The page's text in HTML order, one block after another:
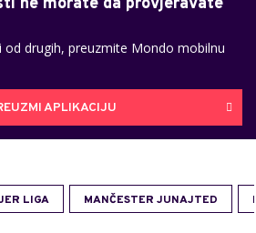
ne morate da provjeravate
drugih, preuzmite Mondo mobilnu
APLIKACIJU
LIGA MANČESTER JUNAJTED